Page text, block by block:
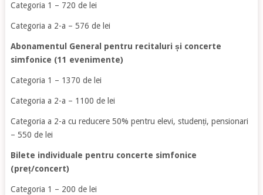
Categoria 1 – 720 de lei
Categoria a 2-a – 576 de lei
Abonamentul General pentru recitaluri și concerte
simfonice (11 evenimente)
Categoria 1 – 1370 de lei
Categoria a 2-a – 1100 de lei
Categoria a 2-a cu reducere 50% pentru elevi, studenți, pensionari
– 550 de lei
Bilete individuale pentru concerte simfonice
(preț/concert)
Categoria 1 – 200 de lei